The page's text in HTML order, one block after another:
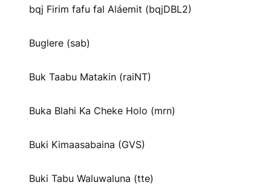
bqj Firim fafu fal Aláemit (bqjDBL2)
Buglere (sab)
Buk Taabu Matakin (raiNT)
Buka Blahi Ka Cheke Holo (mrn)
Buki Kimaasabaina (GVS)
Buki Tabu Waluwaluna (tte)